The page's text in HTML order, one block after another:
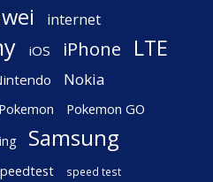
internet
iOS iPhone LTE
Nokia
Pokemon Pokemon GO
Samsung
speed test